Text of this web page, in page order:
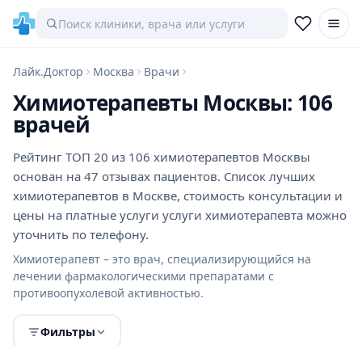
Лайк.Доктор Москва Врачи
Химиотерапевты Москвы: 106
врачей
Рейтинг ТОП 20 из 106 химиотерапевтов Москвы
основан на 47 отзывах пациентов. Список лучших
химиотерапевтов в Москве, стоимость консультации и
цены на платные услуги услуги химиотерапевта можно
уточнить по телефону.
Химиотерапевт – это врач, специализирующийся на
лечении фармакологическими препаратами с
противоопухолевой активностью.
Фильтры